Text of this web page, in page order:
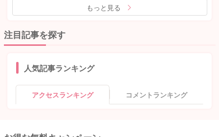
もっと見る
注目記事を探す
人気記事ランキング
アクセスランキング コメントランキング